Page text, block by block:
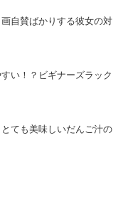
自賛ばかりする彼女の対
い！？ビギナーズラック
ても美味しいだんご汁の